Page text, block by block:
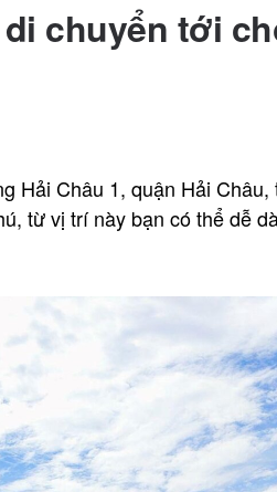
chuyển tới
Hải Châu 1, quận Hải
từ vị trí này bạn có thể dễ